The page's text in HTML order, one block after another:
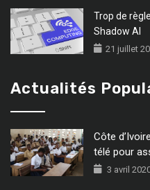
Trop de
Shadow AI
21 juillet
Actualités
Côte
télé pour
3 avril